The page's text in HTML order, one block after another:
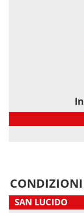
SAN LUCIDO